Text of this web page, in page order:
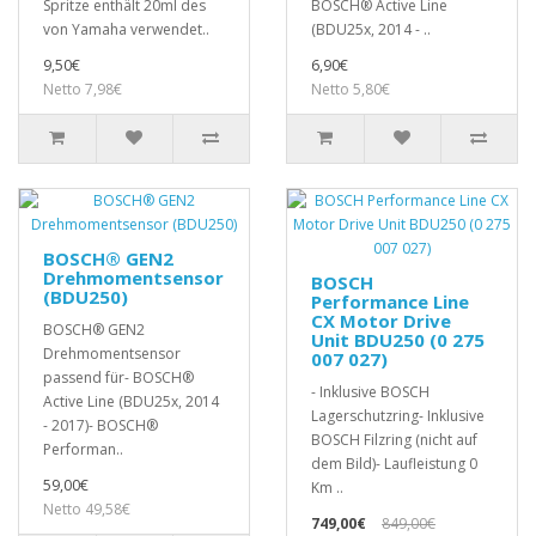
Spritze enthält 20ml des
von Yamaha verwendet..
9,50€
Netto 7,98€
BOSCH® Active Line
(BDU25x, 2014 - ..
6,90€
Netto 5,80€
BOSCH® GEN2
Drehmomentsensor
(BDU250)
BOSCH® GEN2
Drehmomentsensor
passend für- BOSCH®
Active Line (BDU25x, 2014
- 2017)- BOSCH®
Performan..
59,00€
Netto 49,58€
BOSCH
Performance Line
CX Motor Drive
Unit BDU250 (0 275
007 027)
- Inklusive BOSCH
Lagerschutzring- Inklusive
BOSCH Filzring (nicht auf
dem Bild)- Laufleistung 0
Km ..
749,00€
849,00€